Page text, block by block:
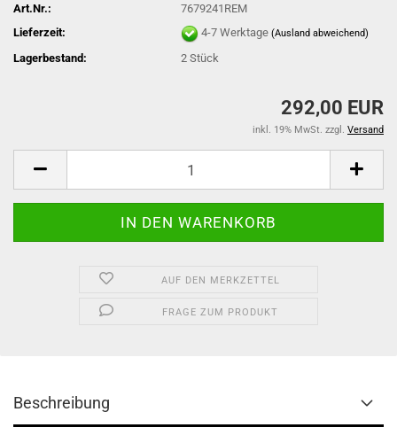
Art.Nr.:
7679241REM
Lieferzeit:
4-7 Werktage(Ausland abweichend)
Lagerbestand: 2Stück
292,00 EUR
inkl. 19% MwSt. zzgl. Versand
AUF DEN MERKZETTEL
FRAGE ZUM PRODUKT
Beschreibung